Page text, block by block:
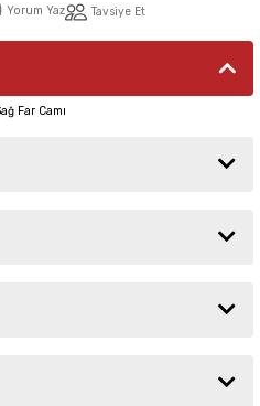
Yorum Yaz Tavsiye Et
Far Camı
soru sorulmamış.
formunu kullanarak tarafımıza